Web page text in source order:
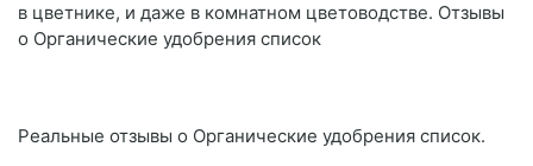
в цветнике, и даже в комнатном цветоводстве. Отзывы
о Органические удобрения список
Реальные отзывы о Органические удобрения список.